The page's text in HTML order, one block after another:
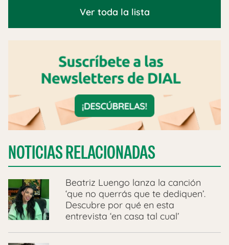
Ver toda la lista
NOTICIAS RELACIONADAS
Beatriz Luengo lanza la canción
‘que no querrás que te dediquen’.
Descubre por qué en esta
entrevista ‘en casa tal cual’